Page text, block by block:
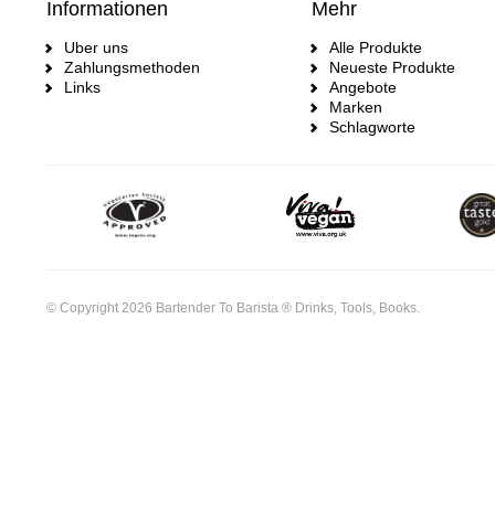
Informationen
Uber uns
Zahlungsmethoden
Links
Mehr
Alle Produkte
Neueste Produkte
Angebote
Marken
Schlagworte
© Copyright 2026 Bartender To Barista ® Drinks, Tools, Books.